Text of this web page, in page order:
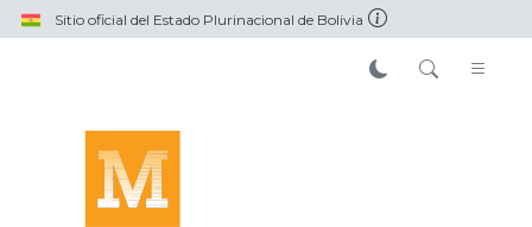
Pasar al contenido principal
Sitio oficial del Estado Plurinacional de Bolivia